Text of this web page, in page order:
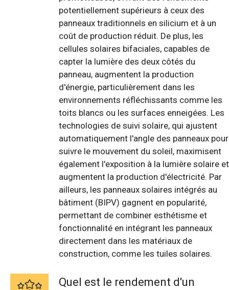
potentiellement supérieurs à ceux des
panneaux traditionnels en silicium et à un
coût de production réduit. De plus, les
cellules solaires bifaciales, capables de
capter la lumière des deux côtés du
panneau, augmentent la production
d'énergie, particulièrement dans les
environnements réfléchissants comme les
toits blancs ou les surfaces enneigées. Les
technologies de suivi solaire, qui ajustent
automatiquement l'angle des panneaux pour
suivre le mouvement du soleil, maximisent
également l'exposition à la lumière solaire et
augmentent la production d'électricité. Par
ailleurs, les panneaux solaires intégrés au
bâtiment (BIPV) gagnent en popularité,
permettant de combiner esthétisme et
fonctionnalité en intégrant les panneaux
directement dans les matériaux de
construction, comme les tuiles solaires.
Quel est le rendement d'un